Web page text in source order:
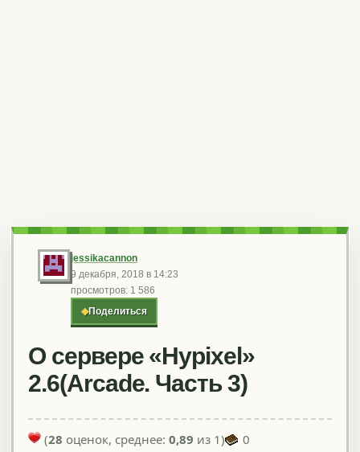
jessikacannon
9 декабря, 2018 в 14:23
просмотров: 1 586
◆Поделиться
О сервере «Hypixel»
2.6(Arcade. Часть 3)
(28 оценок, среднее: 0,89 из 1) 0